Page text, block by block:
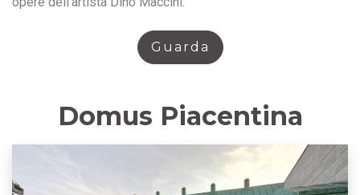
Guarda
Domus Piacentina